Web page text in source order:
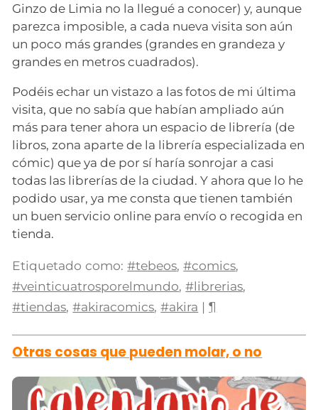
Ginzo de Limia no la llegué a conocer) y, aunque
parezca imposible, a cada nueva visita son aún
un poco más grandes (grandes en grandeza y
grandes en metros cuadrados).
Podéis echar un vistazo a las fotos de mi última
visita, que no sabía que habían ampliado aún
más para tener ahora un espacio de librería (de
libros, zona aparte de la librería especializada en
cómic) que ya de por sí haría sonrojar a casi
todas las librerías de la ciudad. Y ahora que lo he
podido usar, ya me consta que tienen también
un buen servicio online para envío o recogida en
tienda.
Etiquetado como: #tebeos,#comics,
#veinticuatrosporelmundo,#librerias,
#tiendas,#akiracomics,#akira |¶
Otras cosas que pueden molar, o no